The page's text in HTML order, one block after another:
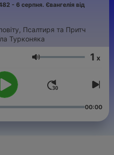
- 6 серпня. Євангелія від
Псалтиря та Притч
Турконяка
Głośność 1 x
00:00